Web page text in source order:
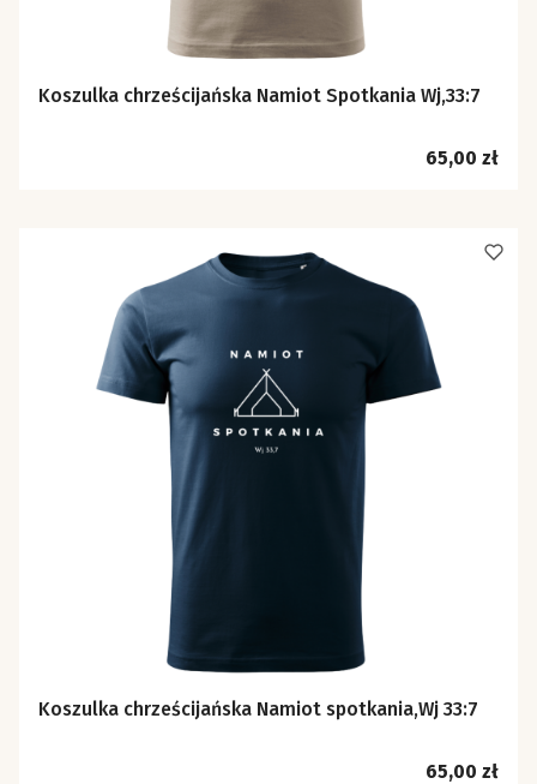
Koszulka chrześcijańska Namiot Spotkania Wj,33:7
Cena
65,00 zł
Koszulka chrześcijańska Namiot spotkania,Wj 33:7
Cena
65,00 zł